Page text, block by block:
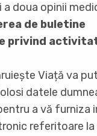
a doua opinii
de buletine
privind
Viață va
datele
a vă furniza
referitoare la